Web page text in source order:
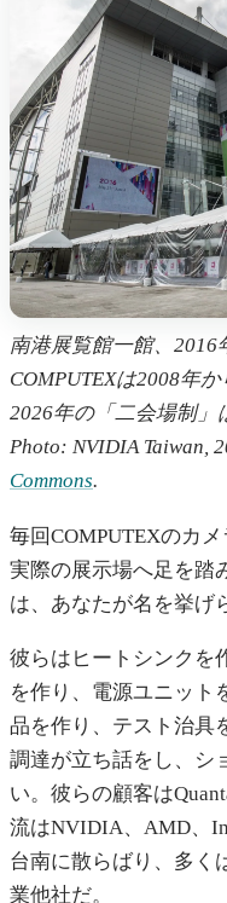
南港展覧館一館、2016
COMPUTEXは2008年
2026年の「二会場制」
Photo: NVIDIA Taiwan,
Commons.
毎回COMPUTEXのカ
実際の展示場へ足を踏
は、あなたが名を挙げ
彼らはヒートシンクを
を作り、電源ユニット
品を作り、テスト治具
調達が立ち話をし、シ
い。彼らの顧客は
流はNVIDIA、AMD、
台南に散らばり、多く
業他社だ。